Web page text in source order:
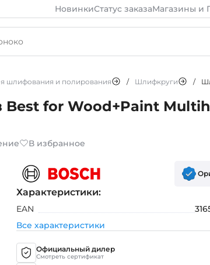
НовинкиСтатус заказаМагазины и
шлифования и полирования / Шлифкруги /
Best for Wood+Paint
В избранное
Характеристики:
EAN
Все характеристики
Официальный дилер
Смотреть сертификат